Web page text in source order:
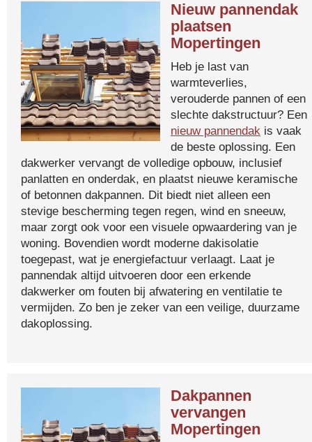
Nieuw pannendak
plaatsen
Mopertingen
Heb je last van
warmteverlies,
verouderde pannen of een
slechte dakstructuur? Een
nieuw pannendak is vaak
de beste oplossing. Een
dakwerker vervangt de volledige opbouw, inclusief
panlatten en onderdak, en plaatst nieuwe keramische
of betonnen dakpannen. Dit biedt niet alleen een
stevige bescherming tegen regen, wind en sneeuw,
maar zorgt ook voor een visuele opwaardering van je
woning. Bovendien wordt moderne dakisolatie
toegepast, wat je energiefactuur verlaagt. Laat je
pannendak altijd uitvoeren door een erkende
dakwerker om fouten bij afwatering en ventilatie te
vermijden. Zo ben je zeker van een veilige, duurzame
dakoplossing.
Dakpannen
vervangen
Mopertingen